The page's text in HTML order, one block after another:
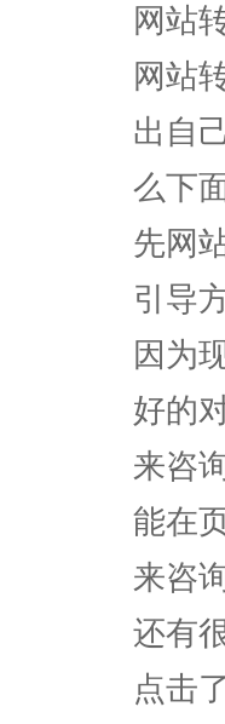
网站
网站
出自
么下
先网
引导
因为
好的
来咨
能在
来咨询
还有
点击